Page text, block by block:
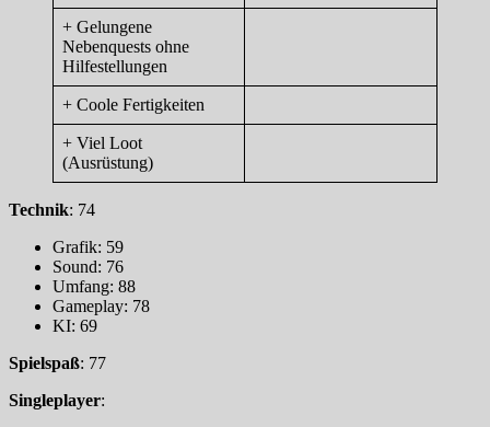
+ Gelungene
Nebenquests ohne
Hilfestellungen
+ Coole Fertigkeiten
+ Viel Loot
(Ausrüstung)
Technik: 74
Grafik: 59
Sound: 76
Umfang: 88
Gameplay: 78
KI: 69
Spielspaß: 77
Singleplayer: